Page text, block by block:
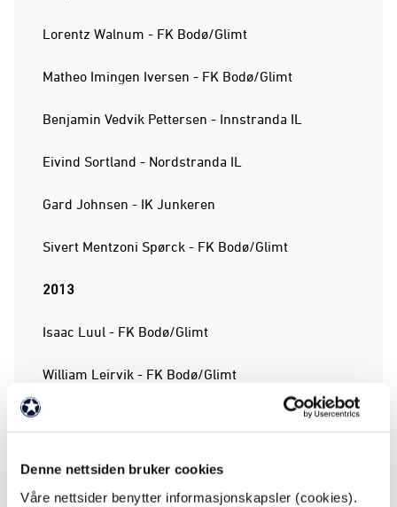
Denne nettsiden bruker cookies
Våre nettsider benytter informasjonskapsler (cookies).
Lorentz Walnum - FK Bodø/Glimt
Matheo Imingen Iversen - FK Bodø/Glimt
Benjamin Vedvik Pettersen - Innstranda IL
Eivind Sortland - Nordstranda IL
Gard Johnsen - IK Junkeren
Sivert Mentzoni Spørck - FK Bodø/Glimt
2013
Isaac Luul - FK Bodø/Glimt
William Leirvik - FK Bodø/Glimt
Isak Hansen Lønsetteig - Mørkved sportsklubb